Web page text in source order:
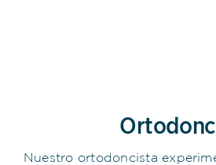
Nuestro ortodoncista